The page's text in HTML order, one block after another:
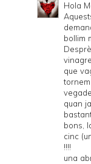
Hola
bollim
que
quan
bons,
cinc
!!!!
una